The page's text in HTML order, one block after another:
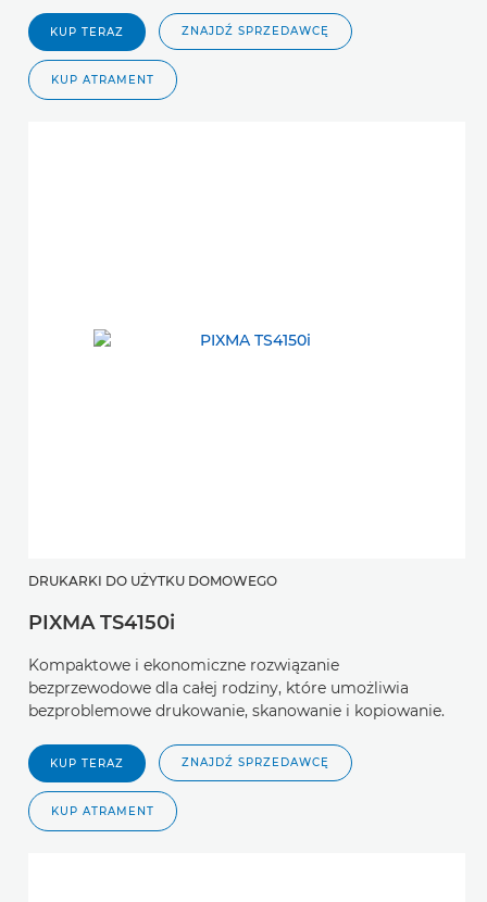
KUP TERAZ ZNAJDŹ SPRZEDAWCĘ
KUP ATRAMENT
DRUKARKI DO UŻYTKU DOMOWEGO
PIXMA TS4150i
Kompaktowe i ekonomiczne rozwiązanie
bezprzewodowe dla całej rodziny, które umożliwia
bezproblemowe drukowanie, skanowanie i kopiowanie.
KUP TERAZ ZNAJDŹ SPRZEDAWCĘ
KUP ATRAMENT